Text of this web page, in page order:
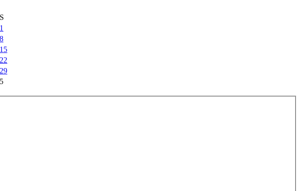
S
1
8
15
22
29
5